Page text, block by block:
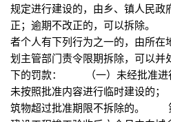
规定进行建设的，由乡、镇人民政
正；逾期不改正的，可以拆除
者个人有下列行为之一的，由所在
划主管部门责令限期拆除，可以并
下的罚款： （一）未经批准
未按照批准内容进行临时建设
筑物超过批准期限不拆除的。